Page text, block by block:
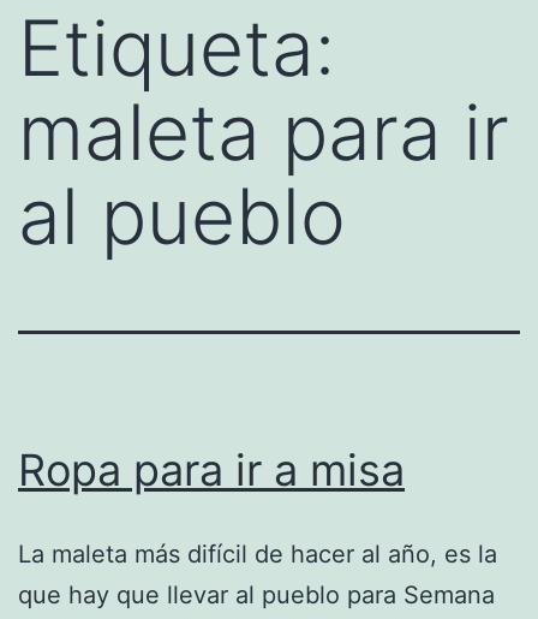
Etiqueta:
maleta para ir
al pueblo
Ropa para ir a misa
La maleta más difícil de hacer al año, es la
que hay que llevar al pueblo para Semana